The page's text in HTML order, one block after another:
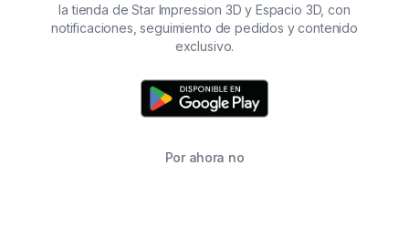
la tienda de Star Impression 3D y Espacio 3D, con
notificaciones, seguimiento de pedidos y contenido
exclusivo.
Por ahora no